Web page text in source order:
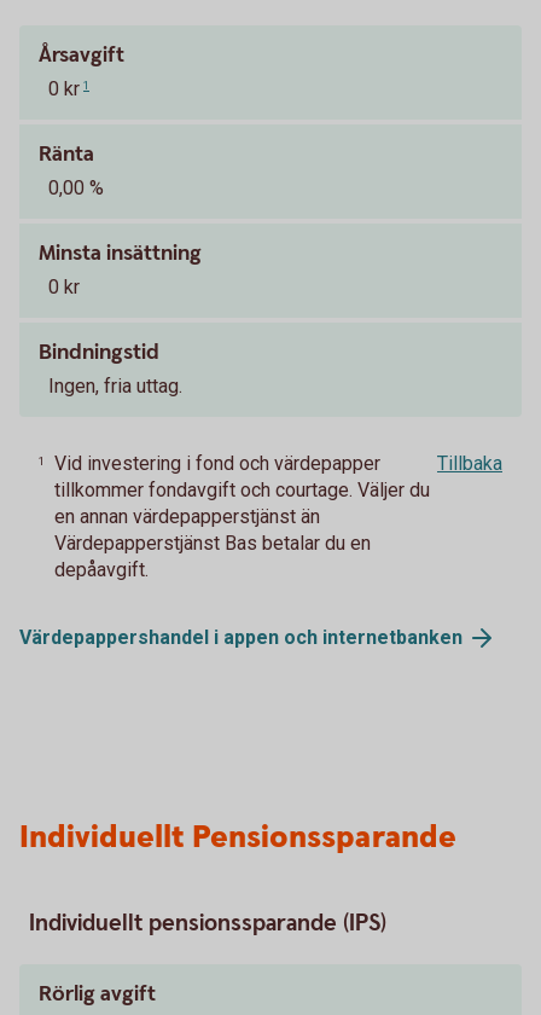
Årsavgift
0 kr 1
Ränta
0,00 %
Minsta insättning
0 kr
Bindningstid
Ingen, fria uttag.
1
Vid investering i fond och värdepapper
tillkommer fondavgift och courtage. Väljer du
en annan värdepapperstjänst än
Värdepapperstjänst Bas betalar du en
depåavgift.
Tillbaka
Värdepappershandel i appen och internetbanken
Individuellt Pensionssparande
Individuellt pensionssparande (IPS)
Rörlig avgift